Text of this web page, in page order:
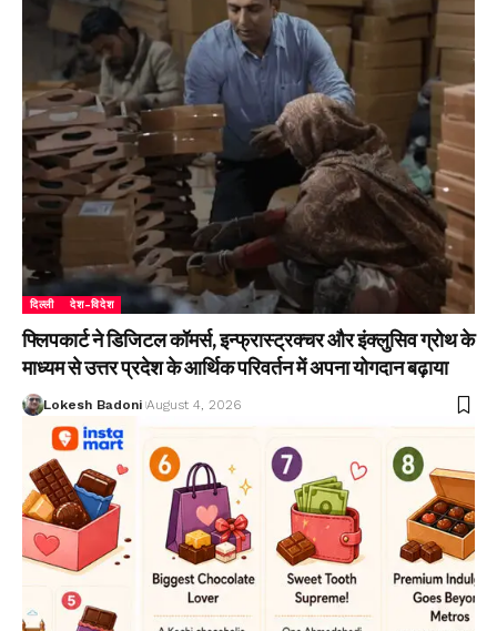
दिल्ली देश-विदेश
फ्लिपकार्ट ने डिजिटल कॉमर्स, इन्फ्रास्ट्रक्चर और इंक्लुसिव ग्रोथ के
माध्यम से उत्तर प्रदेश के आर्थिक परिवर्तन में अपना योगदान बढ़ाया
Lokesh Badoni August 4, 2026